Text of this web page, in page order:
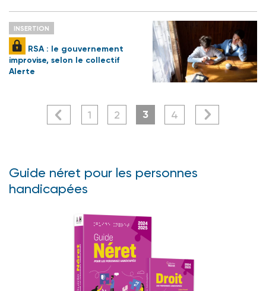
INSERTION
RSA : le gouvernement
improvise, selon le collectif
Alerte
1 2 3 4
Guide néret pour les personnes
handicapées